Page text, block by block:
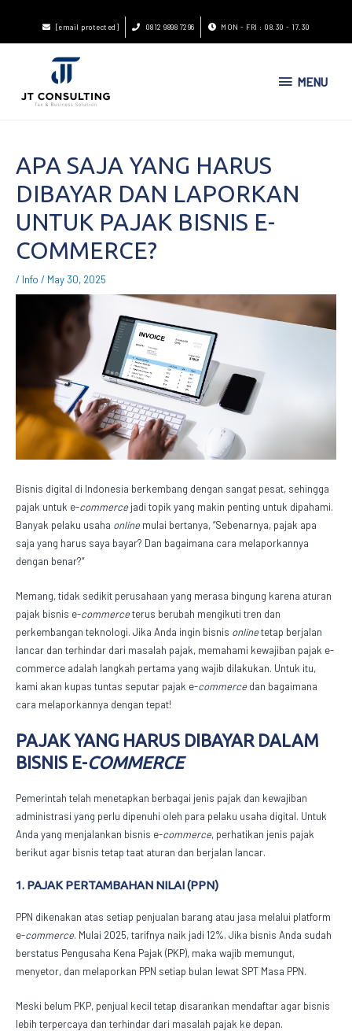
[email protected] 0812 9898 7296 MON - FRI : 08.30 - 17.30
MENU
APA SAJA YANG HARUS
DIBAYAR DAN LAPORKAN
UNTUK PAJAK BISNIS E-
COMMERCE?
/ Info / May 30, 2025
Bisnis digital di Indonesia berkembang dengan sangat pesat, sehingga
pajak untuk e-commercejadi topik yang makin penting untuk dipahami.
Banyak pelaku usaha onlinemulai bertanya, “Sebenarnya, pajak apa
saja yang harus saya bayar? Dan bagaimana cara melaporkannya
dengan benar?”
Memang, tidak sedikit perusahaan yang merasa bingung karena aturan
pajak bisnis e-commerceterus berubah mengikuti tren dan
perkembangan teknologi. Jika Anda ingin bisnis onlinetetap berjalan
lancar dan terhindar dari masalah pajak, memahami kewajiban pajak e-
commerce adalah langkah pertama yang wajib dilakukan. Untuk itu,
kami akan kupas tuntas seputar pajak e-commercedan bagaimana
cara melaporkannya dengan tepat!
PAJAKYANG HARUS DIBAYAR DALAM
BISNIS E-COMMERCE
Pemerintah telah menetapkan berbagai jenis pajak dan kewajiban
administrasi yang perlu dipenuhi oleh para pelaku usaha digital. Untuk
Anda yang menjalankan bisnis e-commerce, perhatikan jenis pajak
berikut agar bisnis tetap taat aturan dan berjalan lancar.
1. PAJAK PERTAMBAHAN NILAI (PPN)
PPN dikenakan atas setiap penjualan barang atau jasa melalui platform
e-commerce. Mulai 2025, tarifnya naik jadi 12%. Jika bisnis Anda sudah
berstatus Pengusaha Kena Pajak (PKP), maka wajib memungut,
menyetor, dan melaporkan PPN setiap bulan lewat SPT Masa PPN.
Meski belum PKP, penjual kecil tetap disarankan mendaftar agar bisnis
lebih terpercaya dan terhindar dari masalah pajak ke depan.